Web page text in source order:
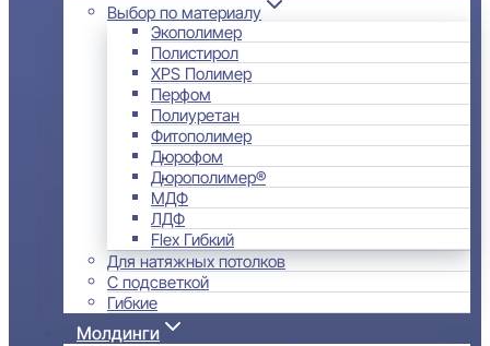
Выбор по материалу
Экополимер
Полистирол
XPS Полимер
Перфом
Полиуретан
Фитополимер
Дюрофом
Дюрополимер®
МДФ
ЛДФ
Flex Гибкий
Для натяжных потолков
С подсветкой
Гибкие
Молдинги